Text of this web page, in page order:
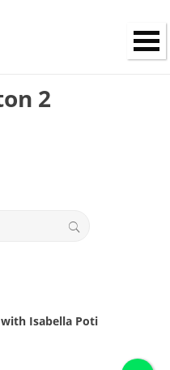
2
Isabella Poti